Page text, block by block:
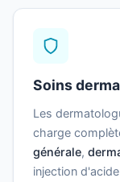
Soins
Les
charge
générale,
injection